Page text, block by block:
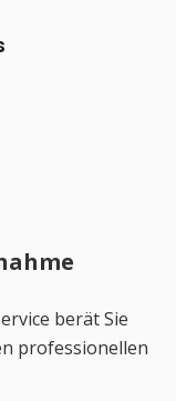
berät Sie
professionellen